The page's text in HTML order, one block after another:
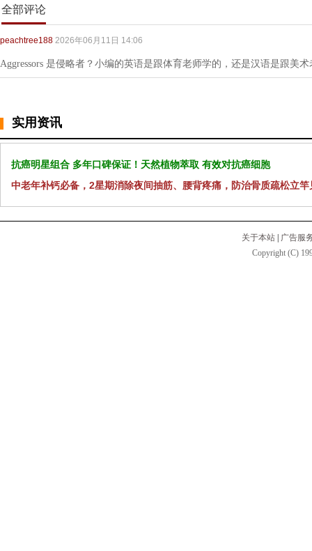
全部评论
peachtree188 2026年06月11日 14:06
Aggressors 是侵略者？小编的英语是跟体育老师学的，还是汉语是跟美
实用资讯
抗癌明星组合 多年口碑保证！天然植物萃取 有效对抗癌细胞
中老年补钙必备，2星期消除夜间抽筋、腰背疼痛，防治骨质疏松立竿
关于本站
广告服
Copyright (C)